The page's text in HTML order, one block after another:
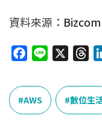
資料來源：
c
e
b
e
r
e
a
AWS 數位生